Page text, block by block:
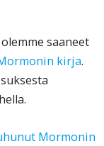
saaneet
kirja.
Mormonin